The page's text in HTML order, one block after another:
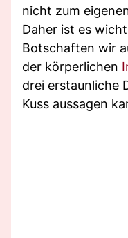
nicht zum
Daher ist es
Botschaften wir
der körperlichen
drei erstaunliche
Kuss aussagen